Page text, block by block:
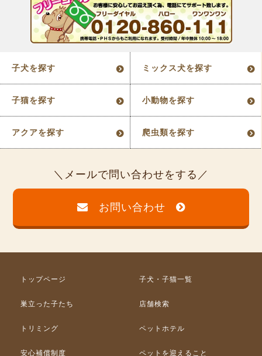
子犬を探す ミックス犬を探す
子猫を探す 小動物を探す
アクアを探す 爬虫類を探す
メールで問い合わせをする
お問い合わせ
トップページ 子犬・子猫一覧
巣立った子たち 店舗検索
トリミング ペットホテル
安心補償制度 ペットを迎えること